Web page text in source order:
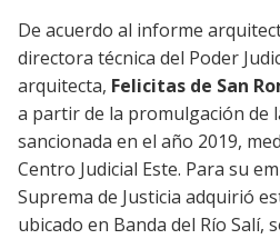
De acuerdo al informe
directora técnica del Poder
arquitecta, Felicitas de San
a partir de la promulgación de
sancionada en el año 2019,
Centro Judicial Este. Para su
Suprema de Justicia adquirió
ubicado en Banda del Río Salí,